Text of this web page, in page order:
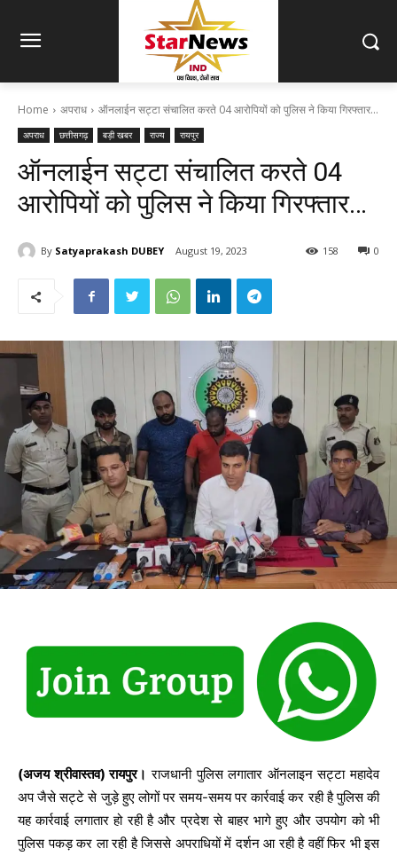
Home अपराध ऑनलाईन सट्टा संचालित करते 04 आरोपियों को पुलिस ने किया गिरफ्तार...
अपराध छत्तीसगढ़ बड़ी खबर राज्य रायपुर
ऑनलाईन सट्टा संचालित करते 04
आरोपियों को पुलिस ने किया गिरफ्तार…
By Satyaprakash DUBEY August 19, 2023 0
158
(अजय श्रीवास्तव) रायपुर। राजधानी पुलिस लगातार ऑनलाइन सट्टा महादेव
अप जैसे सट्टे से जुड़े हुए लोगों पर समय-समय पर कार्रवाई कर रही है पुलिस की
यह कार्रवाई लगातार हो रही है और प्रदेश से बाहर भागे हुए और उपयोग को भी
पुलिस पकड़ कर ला रही है जिससे अपराधियों में दर्शन आ रही है वहीं फिर भी इस